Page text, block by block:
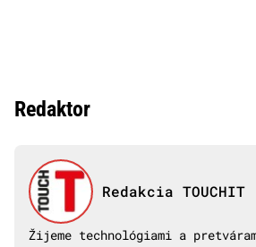
Redaktor
Redakcia TOUCHIT
Žijeme technológiami a